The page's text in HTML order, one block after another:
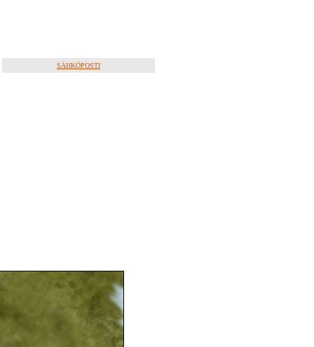
SÄHKÖPOSTI